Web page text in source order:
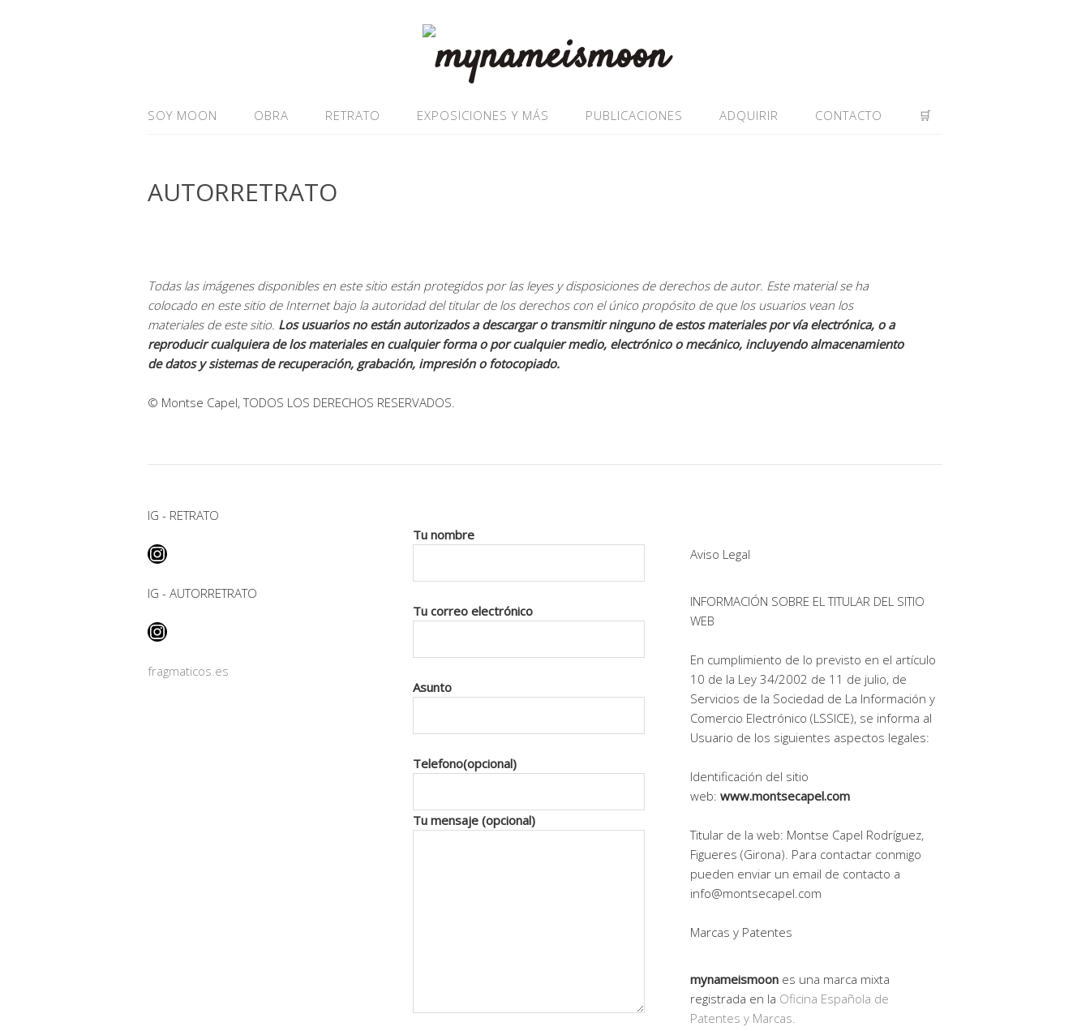
SOY MOON OBRA RETRATO EXPOSICIONES Y MÁS PUBLICACIONES ADQUIRIR CONTACTO 🛒
AUTORRETRATO
Todas las imágenes disponibles en este sitio están protegidos por las leyes y disposiciones de derechos de autor. Este material se ha
colocado en este sitio de Internet bajo la autoridad del titular de los derechos con el único propósito de que los usuarios vean los
materiales de este sitio. Los usuarios no están autorizados a descargar o transmitir ninguno de estos materiales por vía electrónica, o a
reproducir cualquiera de los materiales en cualquier forma o por cualquier medio, electrónico o mecánico, incluyendo almacenamiento
de datos y sistemas de recuperación, grabación, impresión o fotocopiado.
© Montse Capel, TODOS LOS DERECHOS RESERVADOS.
IG - RETRATO
Instagram
IG - AUTORRETRATO
Instagram
fragmaticos.es
Tu nombre
Tu correo electrónico
Asunto
Telefono(opcional)
Tu mensaje (opcional)
Aviso Legal
INFORMACIÓN SOBRE EL TITULAR DEL SITIO
WEB
En cumplimiento de lo previsto en el artículo
10 de la Ley 34/2002 de 11 de julio, de
Servicios de la Sociedad de La Información y
Comercio Electrónico (LSSICE), se informa al
Usuario de los siguientes aspectos legales:
Identificación del sitio
web:www.montsecapel.com
Titular de la web: Montse Capel Rodríguez,
Figueres (Girona). Para contactar conmigo
pueden enviar un email de contacto a
info@montsecapel.com
Marcas y Patentes
mynameismoon es una marca mixta
registrada en la Oficina Española de
Patentes y Marcas.